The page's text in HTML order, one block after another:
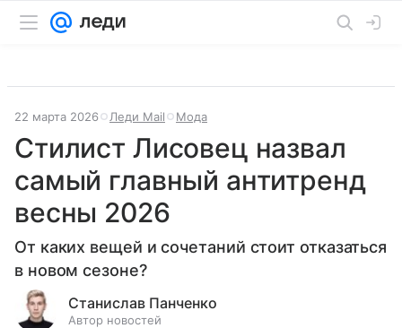
22 марта 2026 Леди Mail Мода
Стилист Лисовец назвал
самый главный антитренд
весны 2026
От каких вещей и сочетаний стоит отказаться
в новом сезоне?
Станислав Панченко
Автор новостей